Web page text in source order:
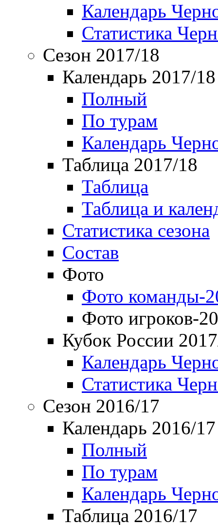
Календарь
Статистика
Сезон 2017/18
Календарь 2017/18
Полный
По турам
Календарь
Таблица 2017/18
Таблица
Таблица и
Статистика сезона
Состав
Фото
Фото команды-
Фото игроков-
Кубок России
Календарь
Статистика
Сезон 2016/17
Календарь 2016/17
Полный
По турам
Календарь
Таблица 2016/17